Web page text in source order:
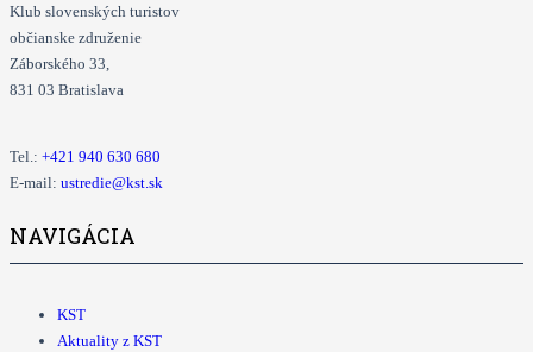
Klub slovenských turistov
občianske združenie
Záborského 33,
831 03 Bratislava
Tel.: +421 940 630 680
E-mail: ustredie@kst.sk
NAVIGÁCIA
KST
Aktuality z KST